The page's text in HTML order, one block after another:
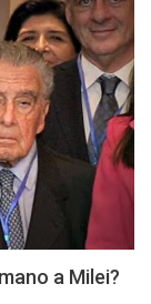
a Milei?